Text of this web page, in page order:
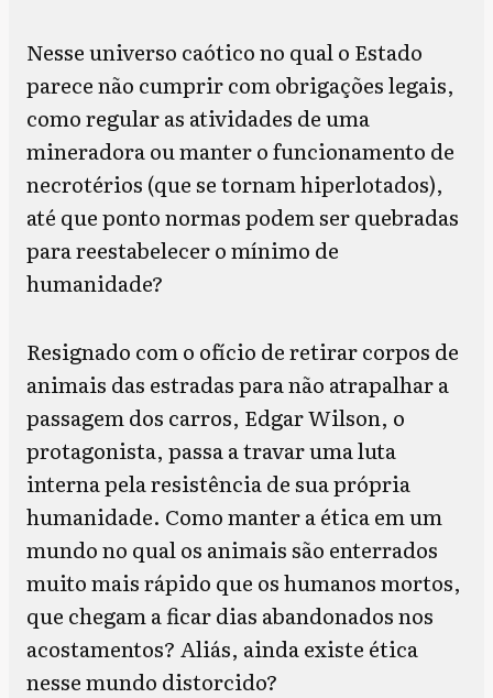
Nesse universo caótico no qual o Estado
parece não cumprir com obrigações legais,
como regular as atividades de uma
mineradora ou manter o funcionamento de
necrotérios (que se tornam hiperlotados),
até que ponto normas podem ser quebradas
para reestabelecer o mínimo de
humanidade?
Resignado com o ofício de retirar corpos de
animais das estradas para não atrapalhar a
passagem dos carros, Edgar Wilson, o
protagonista, passa a travar uma luta
interna pela resistência de sua própria
humanidade. Como manter a ética em um
mundo no qual os animais são enterrados
muito mais rápido que os humanos mortos,
que chegam a ficar dias abandonados nos
acostamentos? Aliás, ainda existe ética
nesse mundo distorcido?